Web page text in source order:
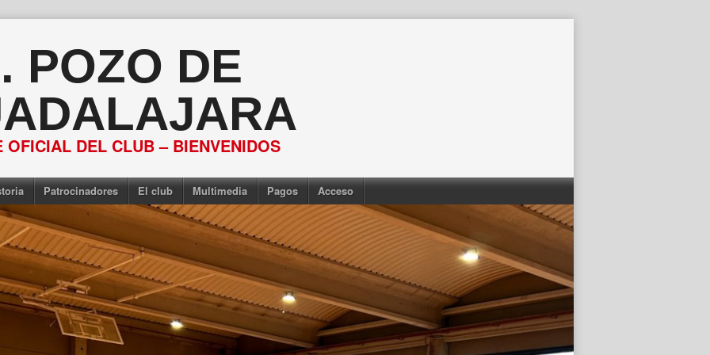
POZO DE
OFICIAL DEL CLUB – BIENVENIDOS
Patrocinadores El club Multimedia Pagos Acceso